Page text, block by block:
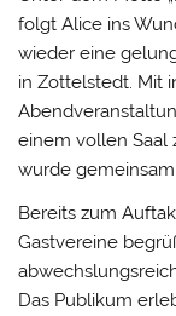
folgt Alice ins
wieder eine
in Zottelstedt. Mit
einem vollen Saal
wurde
Bereits zum
Gastvereine
Das Publikum